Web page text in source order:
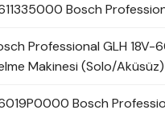
Bosch
Professional GLH 18V-
Makinesi (Solo/
Bosch